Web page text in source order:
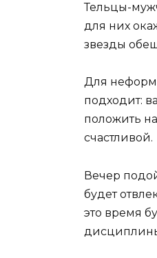
Тельцы-
для них
звезды
Для
подходит:
положить
счастливой.
Вечер
будет
это время